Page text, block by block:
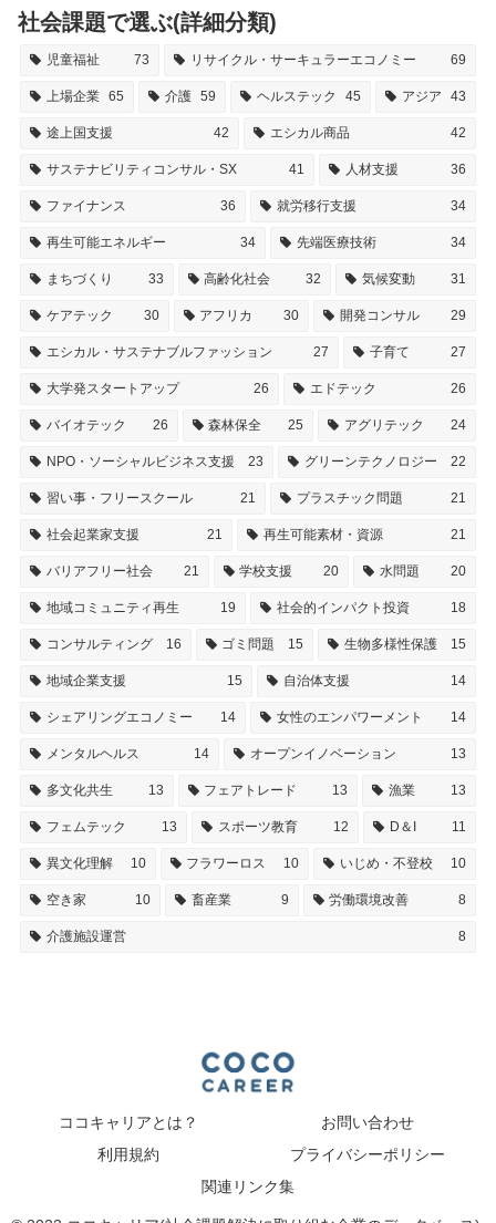
社会課題で選ぶ(詳細分類)
児童福祉 73 リサイクル・サーキュラーエコノミー 69
上場企業 65 介護 59 ヘルステック 45 アジア 43
途上国支援 42 エシカル商品 42
サステナビリティコンサル・SX 41 人材支援 36
ファイナンス 36 就労移行支援 34
再生可能エネルギー 34 先端医療技術 34
まちづくり 33 高齢化社会 32 気候変動 31
ケアテック 30 アフリカ 30 開発コンサル 29
エシカル・サステナブルファッション 27 子育て 27
大学発スタートアップ 26 エドテック 26
バイオテック 26 森林保全 25 アグリテック 24
NPO・ソーシャルビジネス支援 23 グリーンテクノロジー 22
習い事・フリースクール 21 プラスチック問題 21
社会起業家支援 21 再生可能素材・資源 21
バリアフリー社会 21 学校支援 20 水問題 20
地域コミュニティ再生 19 社会的インパクト投資 18
コンサルティング 16 ゴミ問題 15 生物多様性保護 15
地域企業支援 15 自治体支援 14
シェアリングエコノミー 14 女性のエンパワーメント 14
メンタルヘルス 14 オープンイノベーション 13
多文化共生 13 フェアトレード 13 漁業 13
フェムテック 13 スポーツ教育 12 D＆I 11
異文化理解 10 フラワーロス 10 いじめ・不登校 10
空き家 10 畜産業 9 労働環境改善 8
介護施設運営 8
ココキャリアとは？
お問い合わせ
利用規約
プライバシーポリシー
関連リンク集